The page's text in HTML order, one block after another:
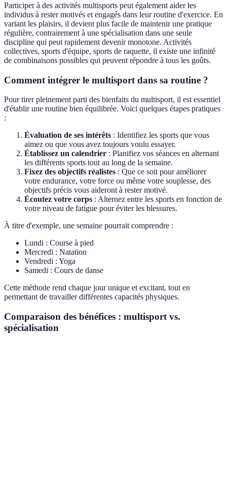
Participer à des activités multisports peut également aider les
individus à rester motivés et engagés dans leur routine d'exercice. En
variant les plaisirs, il devient plus facile de maintenir une pratique
régulière, contrairement à une spécialisation dans une seule
discipline qui peut rapidement devenir monotone. Activités
collectives, sports d'équipe, sports de raquette, il existe une infinité
de combinaisons possibles qui peuvent répondre à tous les goûts.
Comment intégrer le multisport dans sa routine ?
Pour tirer pleinement parti des bienfaits du multisport, il est essentiel
d'établir une routine bien équilibrée. Voici quelques étapes pratiques
:
Évaluation de ses intérêts : Identifiez les sports que vous
aimez ou que vous avez toujours voulu essayer.
Établissez un calendrier : Planifiez vos séances en alternant
les différents sports tout au long de la semaine.
Fixez des objectifs réalistes : Que ce soit pour améliorer
votre endurance, votre force ou même votre souplesse, des
objectifs précis vous aideront à rester motivé.
Écoutez votre corps : Alternez entre les sports en fonction de
votre niveau de fatigue pour éviter les blessures.
À titre d'exemple, une semaine pourrait comprendre :
Lundi : Course à pied
Mercredi : Natation
Vendredi : Yoga
Samedi : Cours de danse
Cette méthode rend chaque jour unique et excitant, tout en
permettant de travailler différentes capacités physiques.
Comparaison des bénéfices : multisport vs.
spécialisation